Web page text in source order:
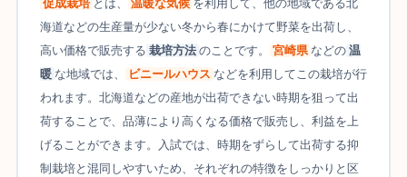
促成栽培 とは、 温暖な気候 を利用して、他の地域である北
海道などの生産量が少ない冬から春にかけて野菜を出荷し、
高い価格で販売する 栽培方法 のことです。 宮崎県 などの 温
暖 な地域では、 ビニールハウス などを利用してこの栽培が行
われます。北海道などの産地が出荷できない時期を狙って出
荷することで、品薄により高くなる価格で販売し、利益を上
げることができます。入試では、時期をずらして出荷する抑
制栽培と混同しやすいため、それぞれの特徴をしっかりと区